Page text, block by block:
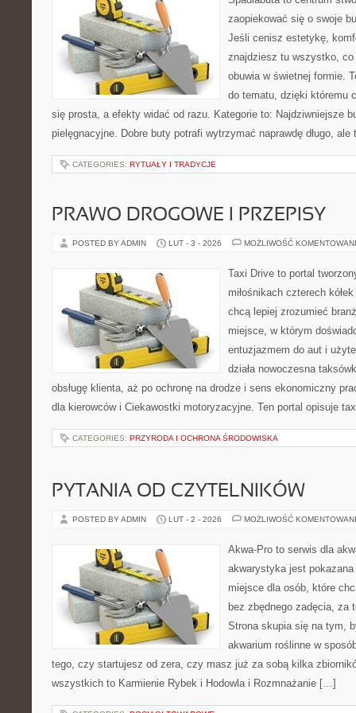
zaopiekować się o swoje
Jeśli cenisz estetykę,
znajdziesz tu wszystko, co
obuwia w świetnej formie.
do tematu, dzięki któremu
się prosta, a efekty widać od razu. Kategorie to: Najdziwniejsze
pielęgnacyjne. Dobre buty potrafi wytrzymać naprawdę długo,
CATEGORIES: RYTUAŁY I TRADYCJE
PRAWO DROGOWE I PRZEPISY
POSTED BY ADMIN LUT - 3 - 2026 MOŻLIWOŚĆ
Taxi Drive to portal
miłośnikach czterech
chcą lepiej zrozumieć
miejsce, w którym
entuzjazmem do aut i
działa nowoczesna
obsługę klienta, aż po ochronę na drodze i sens ekonomiczny
dla kierowców i Ciekawostki motoryzacyjne. Ten portal opisuje
CATEGORIES: PRZYRODA I OCHRONA ŚRODOWISKA
PYTANIA OD CZYTELNIKÓW
POSTED BY ADMIN LUT - 2 - 2026 MOŻLIWOŚĆ
Akwa-Pro to serwis dla
akwarystyka jest
miejsce dla osób, które
bez zbędnego zadęcia, za
Strona skupia się na tym,
akwarium roślinne w
tego, czy startujesz od zera, czy masz już za sobą kilka
wszystkich to Karmienie Rybek i Hodowla i Rozmnażanie […]